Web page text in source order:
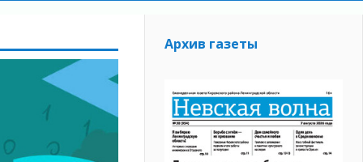
Архив газеты